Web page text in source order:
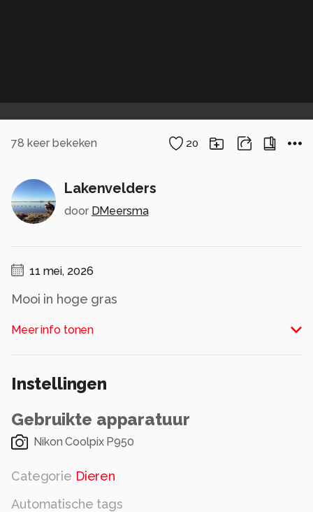
78 keer bekeken 20
Lakenvelders
door DMeersma
11 mei, 2026
Mooi in hoge gras
Alle rechten voorbehouden
Meer info tonen
Instellingen
Gebruikte apparatuur
Nikon Coolpix P950
Categorie Dieren
Automatische tags